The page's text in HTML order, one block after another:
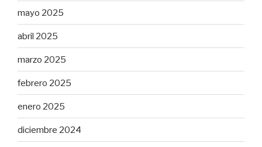
mayo 2025
abril 2025
marzo 2025
febrero 2025
enero 2025
diciembre 2024